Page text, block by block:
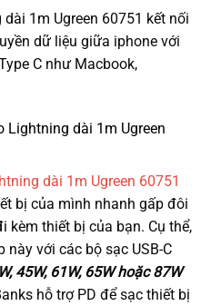
dài 1m Ugreen 60751 kết nối
dữ liệu giữa iphone với
C như Macbook,
Lightning dài 1m Ugreen
dài 1m Ugreen 60751
bị của mình nhanh gấp đôi
kèm thiết bị của bạn. Cụ thể,
này với các bộ sạc USB-C
45W, 61W, 65W hoặc 87W
hỗ trợ PD để sạc thiết bị